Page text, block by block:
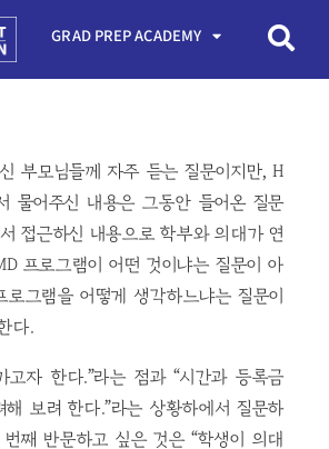
GRAD PREP ACADEMY
부모님들께 자주 듣는 질문이지만, H
물어주신 내용은 그동안 들어온 질문
접근하신 내용으로 학부와 의대가 연
프로그램이 어떤 것이냐는 질문이 아
로그램을 어떻게 생각하느냐는 질문이
다.
고자 한다.”라는 점과 “시간과 등록금
보려 한다.”라는 상황하에서 질문하
째 반문하고 싶은 것은 “학생이 의대